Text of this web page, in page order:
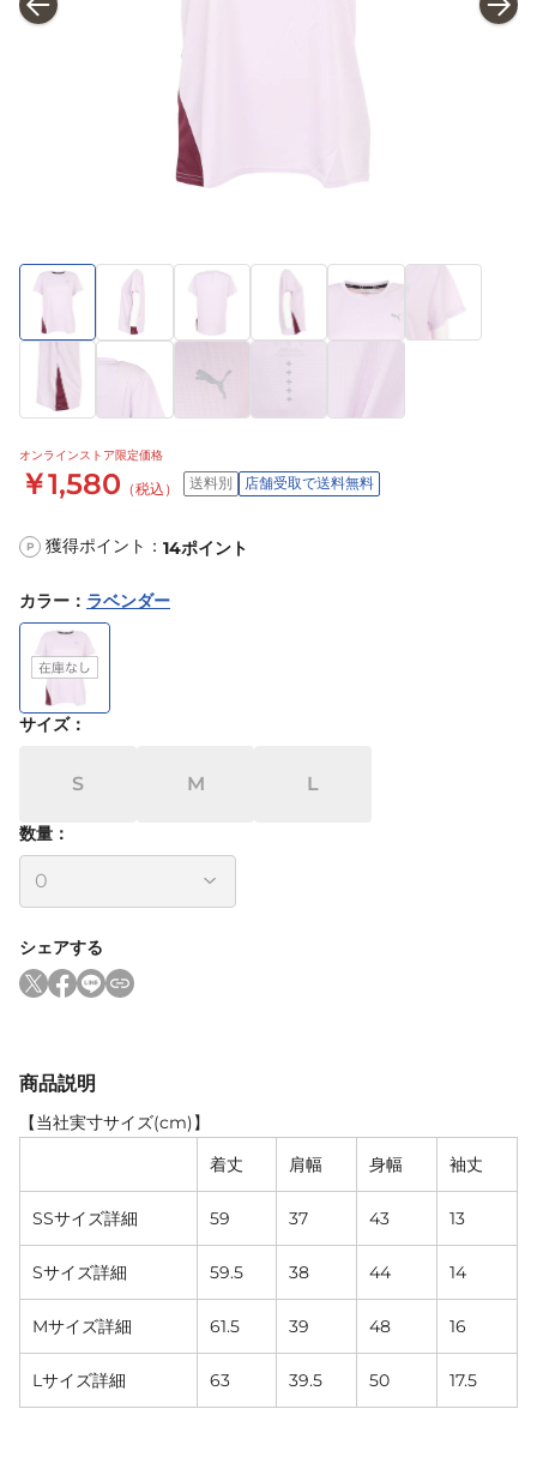
オンラインストア限定価格
￥1,580 （税込） 送料別 店舗受取で送料無料
P 獲得ポイント： 14ポイント
カラー ： ラベンダー
サイズ：
S M L
数量：
シェアする
商品説明
【当社実寸サイズ(cm)】
着丈
肩幅 身幅 袖丈
SSサイズ詳細 59 37 43 13
Sサイズ詳細 59.5 38 44 14
Mサイズ詳細 61.5 39 48 16
Lサイズ詳細 63 39.5 50 17.5